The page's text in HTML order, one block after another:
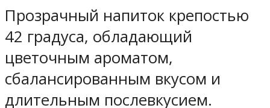
Прозрачный напиток крепостью
42 градуса, обладающий
цветочным ароматом,
сбалансированным вкусом и
длительным послевкусием.